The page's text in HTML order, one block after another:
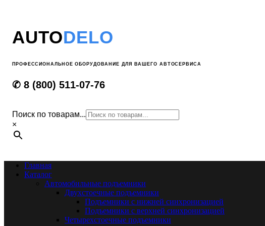
AUTODELO
ПРОФЕССИОНАЛЬНОЕ ОБОРУДОВАНИЕ ДЛЯ ВАШЕГО АВТОСЕРВИСА
✆ 8 (800) 511-07-76
Поиск по товарам...
×
Главная
Каталог
Автомобильные подъемники
Двухстоечные подъемники
Подъемники с нижней синхронизацией
Подъемники с верхней синхронизацией
Четырехстоечные подъемники